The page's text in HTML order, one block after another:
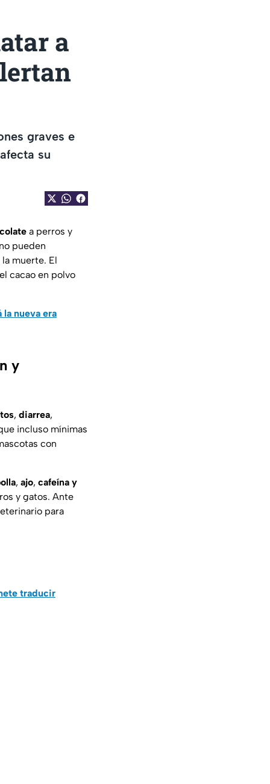
a
graves e
su
a perros y
pueden
muerte. El
cacao en polvo
la nueva era
y
, diarrea,
incluso mínimas
con
, ajo, cafeína y
y gatos. Ante
para
traducir